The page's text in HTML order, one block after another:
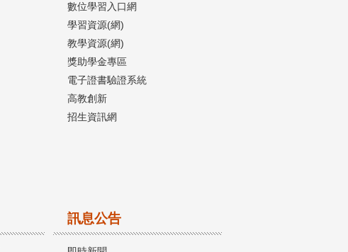
數位學習入口網
學習資源(網)
教學資源(網)
獎助學金專區
電子證書驗證系統
高教創新
招生資訊網
訊息公告